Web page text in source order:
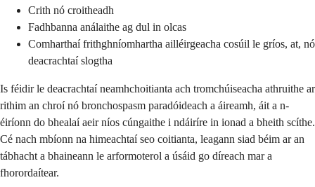
Crith nó croitheadh
Fadhbanna análaithe ag dul in olcas
Comharthaí frithghníomhartha ailléirgeacha cosúil le gríos, at, nó
deacrachtaí slogtha
Is féidir le deacrachtaí neamhchoitianta ach tromchúiseacha athruithe ar
rithim an chroí nó bronchospasm paradóideach a áireamh, áit a n-
éiríonn do bhealaí aeir níos cúngaithe i ndáiríre in ionad a bheith scíthe.
Cé nach mbíonn na himeachtaí seo coitianta, leagann siad béim ar an
tábhacht a bhaineann le arformoterol a úsáid go díreach mar a
fhorordaítear.